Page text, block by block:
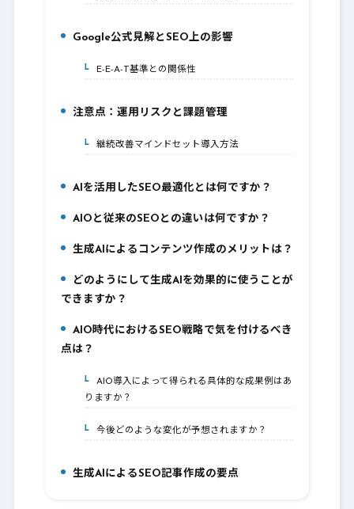
4.Google公式見解とSEO上の影響
4-1.E-E-A-T基準との関係性
注意点：運用リスクと課題管理
5-1.継続改善マインドセット導入方法
6.AIを活用したSEO最適化とは何ですか？
7.AIOと従来のSEOとの違いは何ですか？
8.生成AIによるコンテンツ作成のメリットは？
どのようにして生成AIを効果的に使うことが
できますか？
10.AIO時代におけるSEO戦略で気を付けるべき
点は？
10-1.AIO導入によって得られる具体的な成果例はあ
りますか？
10-2.今後どのような変化が予想されますか？
11.生成AIによるSEO記事作成の要点